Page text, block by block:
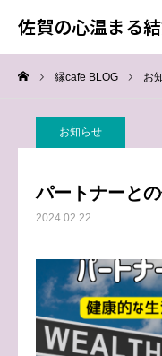
佐賀の心温まる
縁cafe BLOG お
お知らせ
パートナーと
2024.02.22
佐賀の心温まる
料金
TOP
成婚までの流れ
会員様からの喜びの声